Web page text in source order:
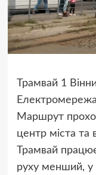
Трамвай 1
Маршрут
центр міста та
Трамвай
руху менший, у